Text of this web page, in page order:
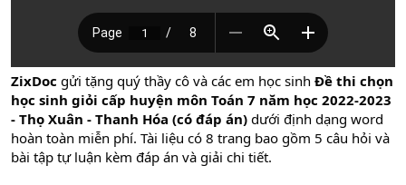
ZixDoc gửi tặng quý thầy cô và các em học sinh Đề thi chọn
học sinh giỏi cấp huyện môn Toán 7 năm học 2022-2023
- Thọ Xuân - Thanh Hóa (có đáp án) dưới định dạng word
hoàn toàn miễn phí. Tài liệu có 8 trang bao gồm 5 câu hỏi và
bài tập tự luận kèm đáp án và giải chi tiết.